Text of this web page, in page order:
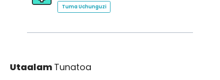
Tuma Uchunguzi
Utaalam Tunatoa